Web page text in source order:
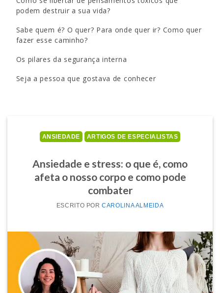
podem destruir a sua vida?
Sabe quem é? O quer? Para onde quer ir? Como quer
fazer esse caminho?
Os pilares da segurança interna
Seja a pessoa que gostava de conhecer
ANSIEDADE ARTIGOS DE ESPECIALISTAS
Ansiedade e stress: o que é, como
afeta o nosso corpo e como pode
combater
PORCAROLINA ALMEIDA